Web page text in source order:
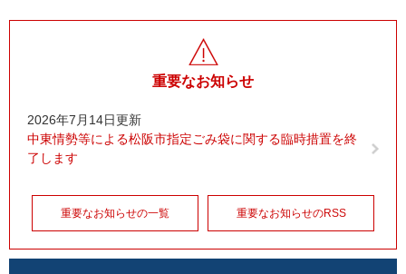
重要なお知らせ
2026年7月14日更新
中東情勢等による松阪市指定ごみ袋に関する臨時措置を終
了します
重要なお知らせの一覧 重要なお知らせのRSS